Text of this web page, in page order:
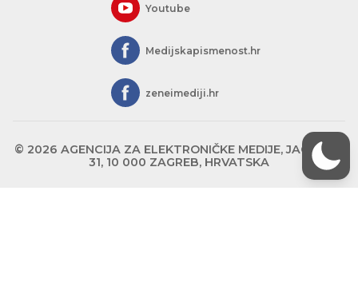
Youtube
Medijskapismenost.hr
zeneimediji.hr
© 2026 AGENCIJA ZA ELEKTRONIČKE MEDIJE, JAGIĆEVA
31, 10 000 ZAGREB, HRVATSKA